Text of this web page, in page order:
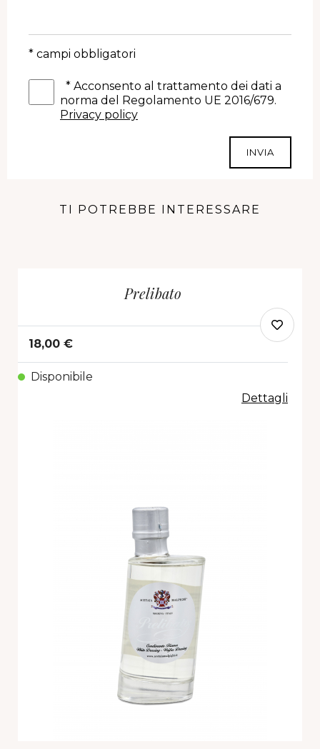
* campi obbligatori
* Acconsento al trattamento dei dati a
norma del Regolamento UE 2016/679.
Privacy policy
INVIA
TI POTREBBE INTERESSARE
Prelibato
18,00 €
Disponibile
Dettagli